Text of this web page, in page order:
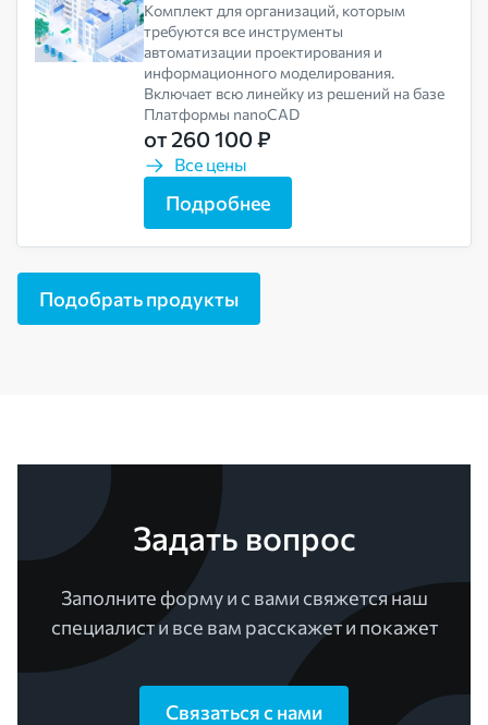
Комплект для организаций, которым
требуются все инструменты
автоматизации проектирования и
информационного моделирования.
Включает всю линейку из решений на базе
Платформы nanoCAD
от 260 100 ₽
Все цены
Подробнее
Подобрать продукты
Задать вопрос
Заполните форму и с вами свяжется наш
специалист и все вам расскажет и покажет
Связаться с нами